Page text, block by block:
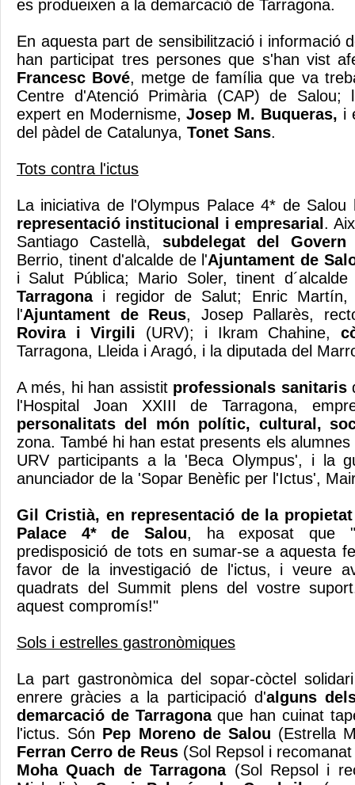
es produeixen a la demarcació de Tarragona.
En aquesta part de sensibilització i informació
han participat tres persones que s'han vist
Francesc Bové, metge de família que va
Centre d'Atenció Primària (CAP) de Salou;
expert en Modernisme,Josep M. Buqueras, i
del pàdel de Catalunya, Tonet Sans.
Tots contra l'ictus
La iniciativa de l'Olympus Palace 4* de Salou
representació institucional i empresarial .
Santiago Castellà, subdelegat del Govern
Berrio, tinent d'alcalde de l'Ajuntament de
i Salut Pública; Mario Soler, tinent d´alcalde
Tarragonai regidor de Salut; Enric Martín,
l'Ajuntament de Reus, Josep Pallarès,
Rovira i Virgili (URV); i Ikram Chahine,
Tarragona, Lleida i Aragó, i la diputada del
A més, hi han assistit professionals sanitaris
l'Hospital Joan XXIII de Tarragona,
personalitats del món polític, cultural,
zona. També hi han estat presents els
URV participants a la 'Beca Olympus', i la
anunciador de la 'Sopar Benèfic per l'Ictus',
Gil Cristià, en representació de la
Palace 4* de Salou, ha exposat que
predisposició de tots en sumar-se a aquesta
favor de la investigació de l'ictus, i veure
quadrats del Summit plens del vostre
aquest compromís!"
Sols i estrelles gastronòmiques
La part gastronòmica del sopar-còctel
enrere gràcies a la participació d'alguns
demarcació de Tarragonaque han cuinat
l'ictus. Són Pep Moreno de Salou (Estrella
Ferran Cerro de Reus (Sol Repsol i
Moha Quach de Tarragona (Sol Repsol i